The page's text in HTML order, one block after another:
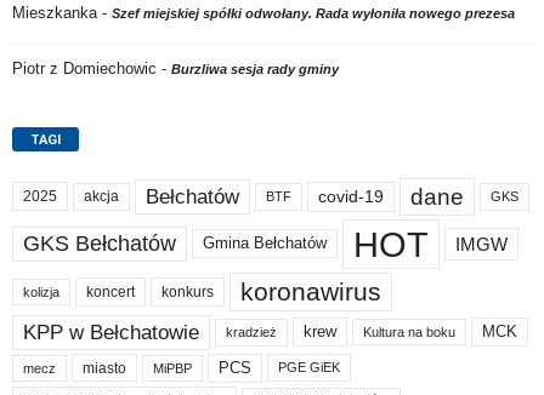
Mieszkanka - Szef miejskiej spółki odwołany. Rada wyłoniła nowego prezesa
Piotr z Domiechowic - Burzliwa sesja rady gminy
TAGI
2025 akcja Bełchatów BTF covid-19 dane GKS
GKS Bełchatów Gmina Bełchatów HOT IMGW
kolizja koncert konkurs koronawirus
KPP w Bełchatowie kradzież krew Kultura na boku MCK
mecz miasto MiPBP PCS PGE GiEK